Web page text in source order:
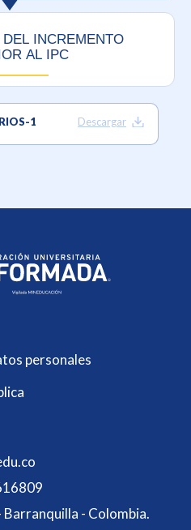
INCREMENTO
AL IPC
1
personales
- Colombia.